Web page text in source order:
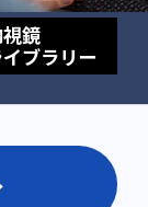
鏡
ブラリー